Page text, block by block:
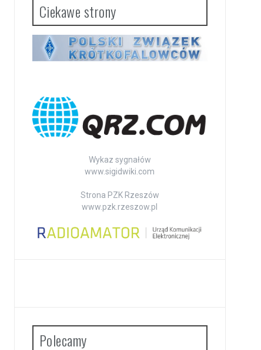
Ciekawe strony
Wykaz sygnałów
www.sigidwiki.com
Strona PZK Rzeszów
www.pzk.rzeszow.pl
Polecamy